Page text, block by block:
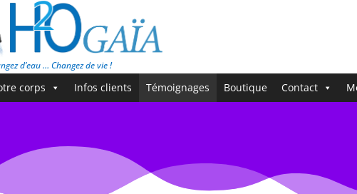
d’eau … Changez de vie !
corps Infos clients Témoignages Boutique Contact